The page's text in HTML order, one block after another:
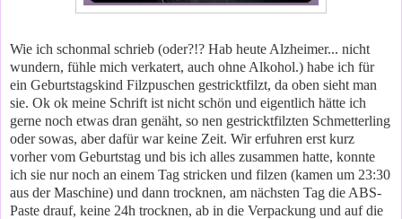
Wie ich schonmal schrieb (oder?!? Hab heute Alzheimer... nicht
wundern, fühle mich verkatert, auch ohne Alkohol.) habe ich für
ein Geburtstagskind Filzpuschen gestricktfilzt, da oben sieht man
sie. Ok ok meine Schrift ist nicht schön und eigentlich hätte ich
gerne noch etwas dran genäht, so nen gestricktfilzten Schmetterling
oder sowas, aber dafür war keine Zeit. Wir erfuhren erst kurz
vorher vom Geburtstag und bis ich alles zusammen hatte, konnte
ich sie nur noch an einem Tag stricken und filzen (kamen um 23:30
aus der Maschine) und dann trocknen, am nächsten Tag die ABS-
Paste drauf, keine 24h trocknen, ab in die Verpackung und auf die